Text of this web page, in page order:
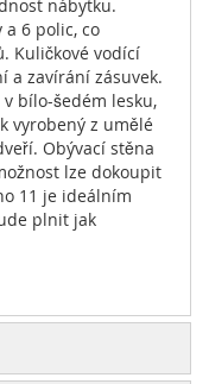
nábytku.
a 6 polic, co
Kuličkové vodící
a zavírání zásuvek.
bílo-šedém lesku,
vyrobený z umělé
Obývací stěna
lze dokoupit
11 je ideálním
plnit jak